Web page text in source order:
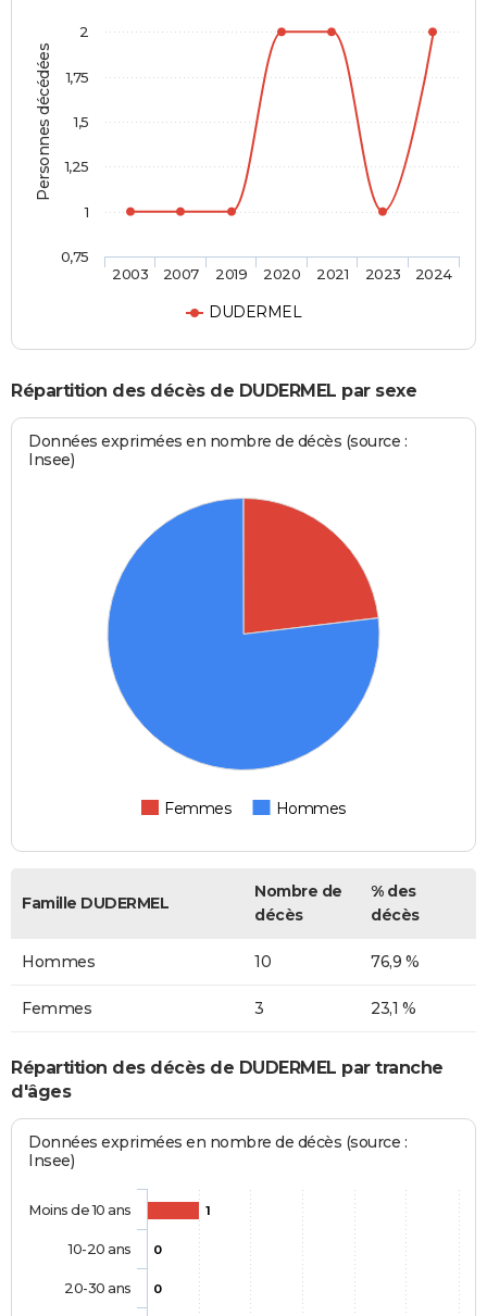
Personnes décédées
DUDERMEL
2003 2007 2019 2020 2021 2023 2024
0,75
1
1,25
1,5
1,75
2
Répartition des décès de DUDERMEL par sexe
Données exprimées en nombre de décès (source :
Insee)
Femmes Hommes
Famille DUDERMEL
Nombre de
décès
% des
décès
Hommes 10 76,9 %
Femmes 3 23,1 %
Répartition des décès de DUDERMEL par tranche
d'âges
Données exprimées en nombre de décès (source :
Insee)
1
0
0
Moins de 10 ans
10-20 ans
20-30 ans